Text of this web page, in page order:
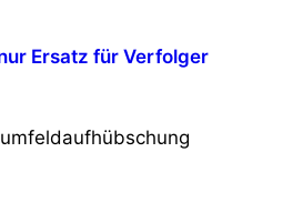
Ersatz für Verfolger